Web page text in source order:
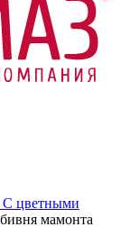
С цветными
мамонта